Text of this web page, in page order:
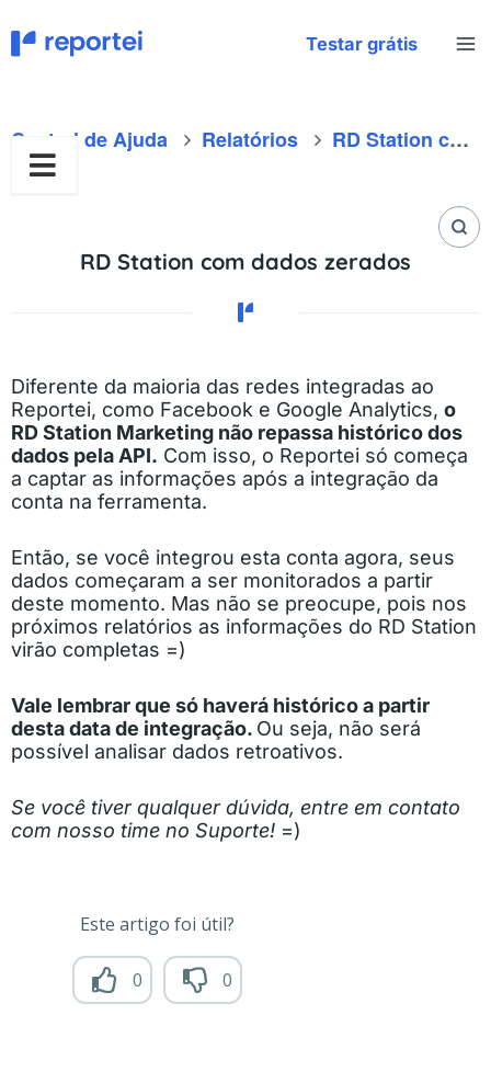
para
Testar grátis
Central de Ajuda Relatórios RD Station com dados zerados
RD Station com dados zerados
Diferente da maioria das redes integradas ao
Reportei, como Facebook e Google Analytics, o
RD Station Marketing não repassa histórico dos
dados pela API. Com isso, o Reportei só começa
a captar as informações após a integração da
conta na ferramenta.
Então, se você integrou esta conta agora, seus
dados começaram a ser monitorados a partir
deste momento. Mas não se preocupe, pois nos
próximos relatórios as informações do RD Station
virão completas =)
Vale lembrar que só haverá histórico a partir
desta data de integração. Ou seja, não será
possível analisar dados retroativos.
Se você tiver qualquer dúvida, entre em contato
com nosso time no Suporte! =)
Este artigo foi útil?
0 0